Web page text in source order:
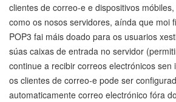
clientes de correo-e e dispositivos
como os nosos servidores, aínda que moi
POP3 fai máis doado para os usuarios
súas caixas de entrada no servidor
continue a recibir correos electrónicos
os clientes de correo-e pode ser
automaticamente correo electrónico fóra